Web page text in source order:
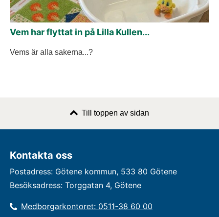
Vem har flyttat in på Lilla Kullen...
Vems är alla sakerna...?
Till toppen av sidan
Kontakta oss
Postadress: Götene kommun, 533 80 Götene
Besöksadress: Torggatan 4, Götene
Medborgarkontoret: 0511-38 60 00